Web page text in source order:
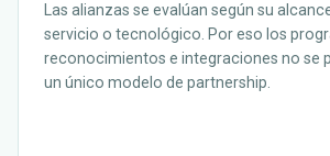
Las alianzas se evalúan según su
servicio o tecnológico. Por eso los
reconocimientos e integraciones no se
un único modelo de partnership.